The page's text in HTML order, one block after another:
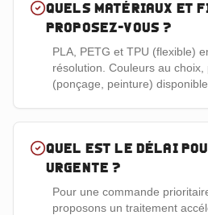
Quels matériaux et
proposez-vous ?
PLA, PETG et TPU (flexible)
résolution. Couleurs au
(ponçage, peinture) disponible.
Quel est le délai
urgente ?
Pour une commande
proposons un traitement